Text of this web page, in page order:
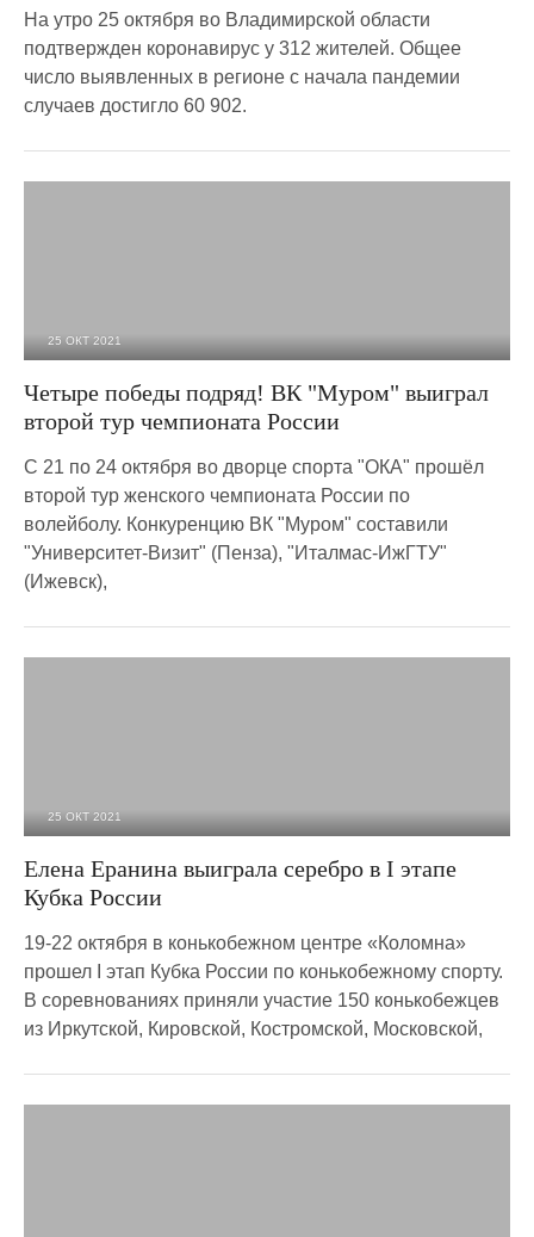
На утро 25 октября во Владимирской области
подтвержден коронавирус у 312 жителей. Общее
число выявленных в регионе с начала пандемии
случаев достигло 60 902.
25 ОКТ 2021
Четыре победы подряд! ВК "Муром" выиграл
второй тур чемпионата России
С 21 по 24 октября во дворце спорта "ОКА" прошёл
второй тур женского чемпионата России по
волейболу. Конкуренцию ВК "Муром" составили
"Университет-Визит" (Пенза), "Италмас-ИжГТУ"
(Ижевск),
25 ОКТ 2021
Елена Еранина выиграла серебро в I этапе
Кубка России
19-22 октября в конькобежном центре «Коломна»
прошел I этап Кубка России по конькобежному спорту.
В соревнованиях приняли участие 150 конькобежцев
из Иркутской, Кировской, Костромской, Московской,